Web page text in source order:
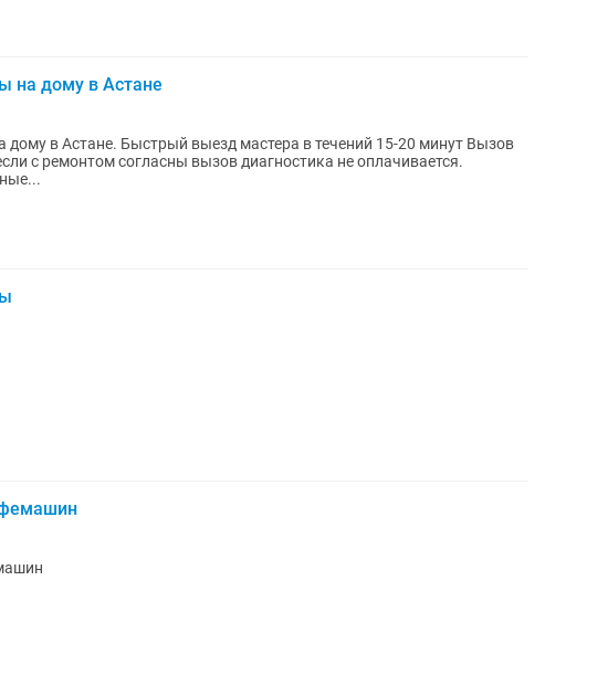
на дому в Астане
в Астане. Быстрый выезд мастера в течений 15-20 минут Вызов
с ремонтом согласны вызов диагностика не оплачивается.